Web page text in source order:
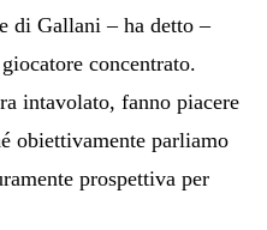
di Gallani – ha detto –
concentrato.
intavolato, fanno piacere
obiettivamente parliamo
prospettiva per